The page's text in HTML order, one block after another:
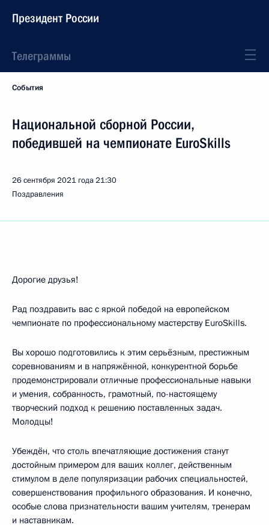
Президент России
Телеграммы
События
Национальной сборной России,
победившей на чемпионате EuroSkills
26 сентября 2021 года21:30
Поздравления
Дорогие друзья!
Рад поздравить вас с яркой победой на европейском
чемпионате по профессиональному мастерству EuroSkills.
Вы хорошо подготовились к этим серьёзным, престижным
соревнованиям и в напряжённой, конкурентной борьбе
продемонстрировали отличные профессиональные навыки
и умения, собранность, грамотный, по-настоящему
творческий подход к решению поставленных задач.
Молодцы!
Убеждён, что столь впечатляющие достижения станут
достойным примером для ваших коллег, действенным
стимулом в деле популяризации рабочих специальностей,
совершенствования профильного образования. И конечно,
особые слова признательности вашим учителям, тренерам
и наставникам.